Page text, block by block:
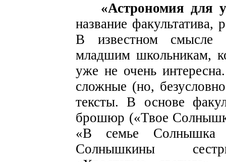
«Астрономия для
название факультатива,
В известном смысле
младшим школьникам,
уже не очень
сложные (но,
тексты. В основе
брошюр («Твое
«В семье Солнышка
Солнышкины